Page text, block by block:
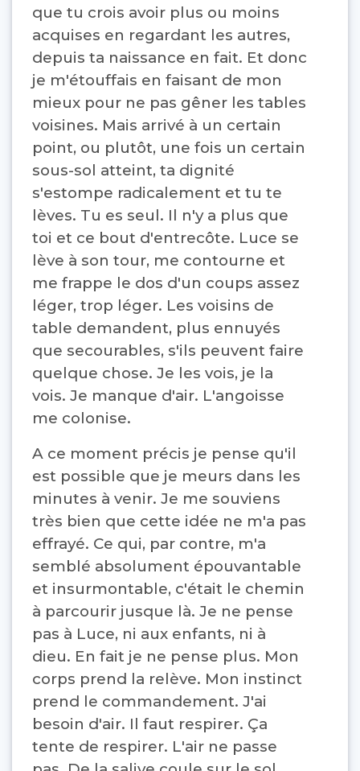
que tu crois avoir plus ou moins
acquises en regardant les autres,
depuis ta naissance en fait. Et donc
je m'étouffais en faisant de mon
mieux pour ne pas gêner les tables
voisines. Mais arrivé à un certain
point, ou plutôt, une fois un certain
sous-sol atteint, ta dignité
s'estompe radicalement et tu te
lèves. Tu es seul. Il n'y a plus que
toi et ce bout d'entrecôte. Luce se
lève à son tour, me contourne et
me frappe le dos d'un coups assez
léger, trop léger. Les voisins de
table demandent, plus ennuyés
que secourables, s'ils peuvent faire
quelque chose. Je les vois, je la
vois. Je manque d'air. L'angoisse
me colonise.
A ce moment précis je pense qu'il
est possible que je meurs dans les
minutes à venir. Je me souviens
très bien que cette idée ne m'a pas
effrayé. Ce qui, par contre, m'a
semblé absolument épouvantable
et insurmontable, c'était le chemin
à parcourir jusque là. Je ne pense
pas à Luce, ni aux enfants, ni à
dieu. En fait je ne pense plus. Mon
corps prend la relève. Mon instinct
prend le commandement. J'ai
besoin d'air. Il faut respirer. Ça
tente de respirer. L'air ne passe